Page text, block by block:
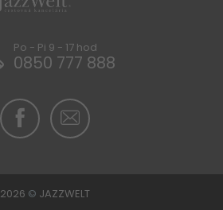
Po - Pi 9 - 17 hod
0850 777 888
2026 © JAZZWELT